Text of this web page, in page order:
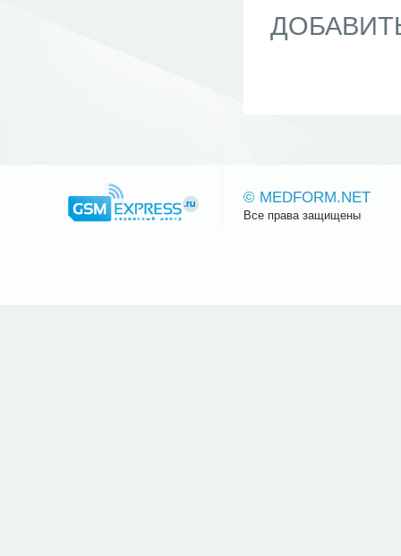
© MEDFORM.NET
Все права защищены